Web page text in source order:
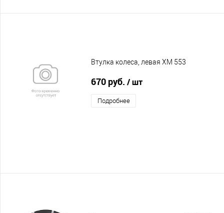
Втулка колеса, левая XM 553
670 руб. / шт
Подробнее